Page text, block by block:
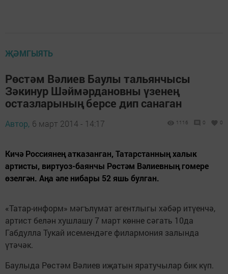
ҖӘМГЫЯТЬ
Рөстәм Вәлиев Баулы тальянчысы
Зәкинур Шәймәрдановны үзенең
остазларының берсе дип санаган
Автор, 6 март 2014 - 14:17 1116 0 0
Кичә Россиянең атказанган, Татарстанның халык
артисты, виртуоз-баянчы Рөстәм Вәлиевның гомере
өзелгән. Аңа әле нибары 52 яшь булган.
«Татар-информ» мәгълүмат агентлыгы хәбәр итүенчә,
артист белән хушлашу 7 март көнне сәгать 10да
Габдулла Тукай исемендәге филармония залында
үтәчәк.
Баулыда Рөстәм Вәлиев иҗатын яратучылар бик күп.